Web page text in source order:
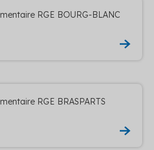
RGE BOURG-BLANC
RGE BRASPARTS